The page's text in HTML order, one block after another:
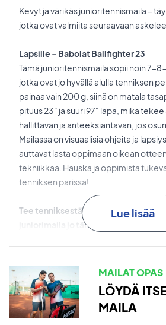
Kevyt ja värikäs junioritennismaila –
jotka ovat valmiita seuraavaan
Lapsille – Babolat Ballfighter 23
Tämä junioritennismaila sopii noin
jotka ovat jo hyvällä alulla tenniksen
painaa vain 200 g, siinä on matala
pituus 23" ja suuri 97" lapa, mikä
hallittavan ja anteeksiantavan, jos
Mailassa on visuaalisia ohjeita ja
auttavat lasta oppimaan oikean
tekniikkaa. Hauska ja oppimista
tenniksen parissa!
Tee tenniksestä hauskaa ja helppoa
juniorimaila jo tänään!
Lue lisää
MAILAT OPAS
LÖYDÄ
MAILA